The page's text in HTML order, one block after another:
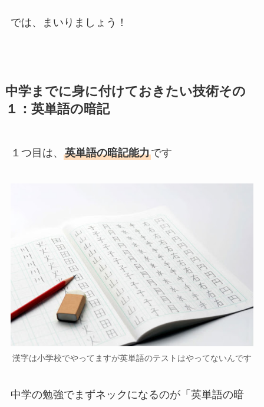
では、まいりましょう！
中学までに身に付けておきたい技術その
１：英単語の暗記
１つ目は、 英単語の暗記能力です
漢字は小学校でやってますが英単語のテストはやってないんです
中学の勉強でまずネックになるのが「英単語の暗